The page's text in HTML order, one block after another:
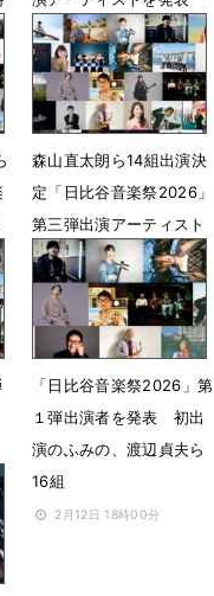
5月1日 13時56分
森山直太朗ら14組出演決
定「日比谷音楽祭2026」
第三弾出演アーティスト
発表
3月30日 19時00分
「日比谷音楽祭2026」第
１弾出演者を発表 初出
演のふみの、渡辺貞夫ら
16組
2月12日 18時00分